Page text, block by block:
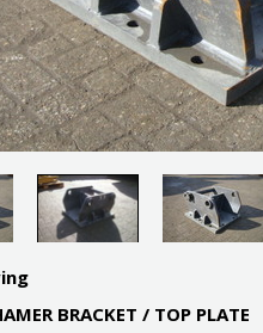
BRACKET / TOP PLATE